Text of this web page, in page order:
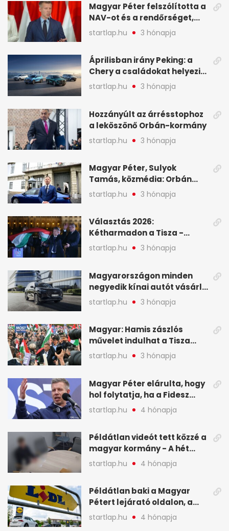
Magyar Péter felszólította a
NAV-ot és a rendőrséget,
tartóztassák le a NER-es
oligarchákat - A hét
startlap.hu 3 hónapja
Áprilisban irány Peking: a
Chery a családokat helyezi
globális mobilitási
programja középpontjába
startlap.hu 3 hónapja
Hozzányúlt az árrésstophoz
a leköszönő Orbán-kormány
startlap.hu 3 hónapja
Magyar Péter, Sulyok
Tamás, közmédia: Orbán
Viktor április 13. óta hallgat,
közben pörögnek az
startlap.hu 3 hónapja
Választás 2026:
Kétharmadon a Tisza -
mutatjuk, hogyan alakulnak
a mandátumok
startlap.hu 3 hónapja
Magyarországon minden
negyedik kínai autót vásárló
a Chery mellett döntött (X)
startlap.hu 3 hónapja
Magyar: Hamis zászlós
művelet indulhat a Tisza
ellen a választás napján - A
hét legfontosabb eseményei
startlap.hu 3 hónapja
Magyar Péter elárulta, hogy
hol folytatja, ha a Fidesz
nyeri a választást - A hét
legfontosabb hírei
startlap.hu 4 hónapja
Példátlan videót tett közzé a
magyar kormány - A hét
legfontosabb hírei
képekben
startlap.hu 4 hónapja
Példátlan baki a Magyar
Pétert lejárató oldalon, a
Lidlnek azonnal lépnie
kellett - A hét legfontosabb
startlap.hu 4 hónapja